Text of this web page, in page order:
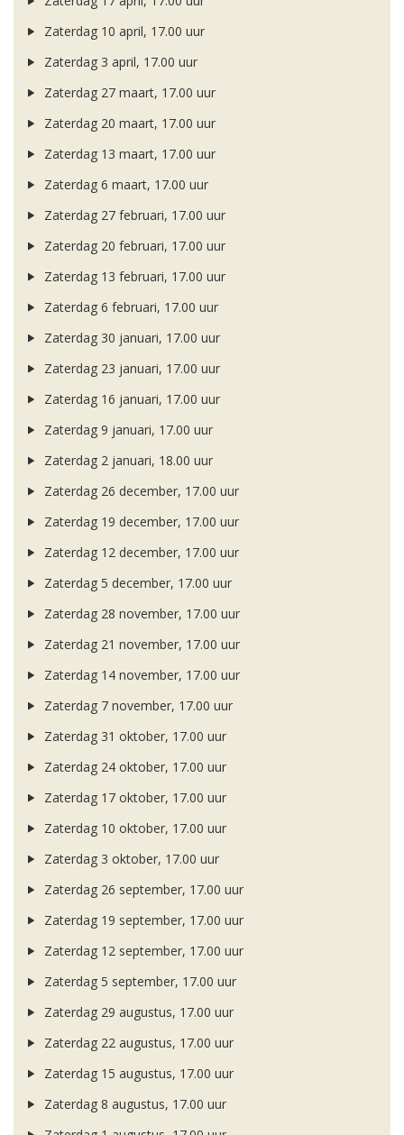
Zaterdag 10 april, 17.00 uur
Zaterdag 3 april, 17.00 uur
Zaterdag 27 maart, 17.00 uur
Zaterdag 20 maart, 17.00 uur
Zaterdag 13 maart, 17.00 uur
Zaterdag 6 maart, 17.00 uur
Zaterdag 27 februari, 17.00 uur
Zaterdag 20 februari, 17.00 uur
Zaterdag 13 februari, 17.00 uur
Zaterdag 6 februari, 17.00 uur
Zaterdag 30 januari, 17.00 uur
Zaterdag 23 januari, 17.00 uur
Zaterdag 16 januari, 17.00 uur
Zaterdag 9 januari, 17.00 uur
Zaterdag 2 januari, 18.00 uur
Zaterdag 26 december, 17.00 uur
Zaterdag 19 december, 17.00 uur
Zaterdag 12 december, 17.00 uur
Zaterdag 5 december, 17.00 uur
Zaterdag 28 november, 17.00 uur
Zaterdag 21 november, 17.00 uur
Zaterdag 14 november, 17.00 uur
Zaterdag 7 november, 17.00 uur
Zaterdag 31 oktober, 17.00 uur
Zaterdag 24 oktober, 17.00 uur
Zaterdag 17 oktober, 17.00 uur
Zaterdag 10 oktober, 17.00 uur
Zaterdag 3 oktober, 17.00 uur
Zaterdag 26 september, 17.00 uur
Zaterdag 19 september, 17.00 uur
Zaterdag 12 september, 17.00 uur
Zaterdag 5 september, 17.00 uur
Zaterdag 29 augustus, 17.00 uur
Zaterdag 22 augustus, 17.00 uur
Zaterdag 15 augustus, 17.00 uur
Zaterdag 8 augustus, 17.00 uur